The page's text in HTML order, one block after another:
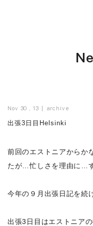
Nov 30 , 13 archive
出張3日目Helsinki
前回のエストニアからか
たが…忙しさを理由に…
今年の９月出張日記を続
出張3日目はエストニア